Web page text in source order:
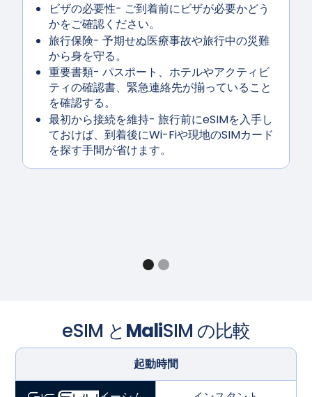
ビザの必要性- ご到着前にビザが必要かどう
かをご確認ください。
旅行保険- 予期せぬ医療事故や旅行中の災難
から身を守る。
重要書類- パスポート、ホテルやアクティビ
ティの確認書、緊急連絡先が揃っていること
を確認する。
最初から接続を維持- 旅行前にeSIMを入手し
ておけば、到着後にWi-Fiや現地のSIMカード
を探す手間が省けます。
eSIM とMaliSIM の比較
起動時間